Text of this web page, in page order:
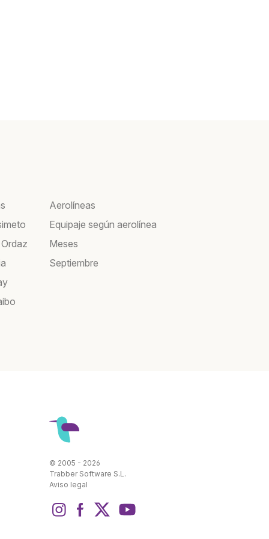
Aerolíneas
Equipaje según aerolínea
Meses
Septiembre
© 2005 - 2026
Trabber Software S.L.
Aviso legal